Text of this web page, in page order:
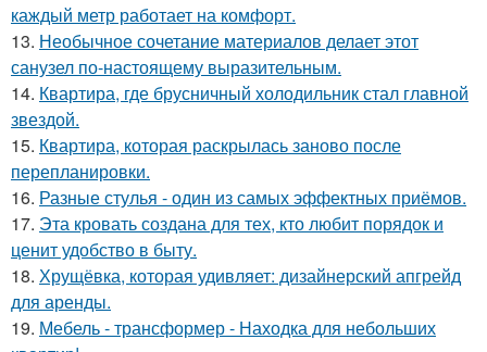
каждый метр работает на комфорт.
13. Необычное сочетание материалов делает этот
санузел по-настоящему выразительным.
14. Квартира, где брусничный холодильник стал главной
звездой.
15. Квартира, которая раскрылась заново после
перепланировки.
16. Разные стулья - один из самых эффектных приёмов.
17. Эта кровать создана для тех, кто любит порядок и
ценит удобство в быту.
18. Хрущёвка, которая удивляет: дизайнерский апгрейд
для аренды.
19. Мебель - трансформер - Находка для небольших